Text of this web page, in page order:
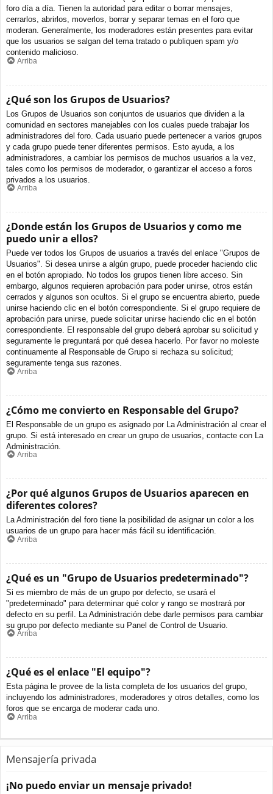
foro día a día. Tienen la autoridad para editar o borrar mensajes,
cerrarlos, abrirlos, moverlos, borrar y separar temas en el foro que
moderan. Generalmente, los moderadores están presentes para evitar
que los usuarios se salgan del tema tratado o publiquen spam y/o
contenido malicioso.
Arriba
¿Qué son los Grupos de Usuarios?
Los Grupos de Usuarios son conjuntos de usuarios que dividen a la
comunidad en sectores manejables con los cuales puede trabajar los
administradores del foro. Cada usuario puede pertenecer a varios grupos
y cada grupo puede tener diferentes permisos. Esto ayuda, a los
administradores, a cambiar los permisos de muchos usuarios a la vez,
tales como los permisos de moderador, o garantizar el acceso a foros
privados a los usuarios.
Arriba
¿Donde están los Grupos de Usuarios y como me
puedo unir a ellos?
Puede ver todos los Grupos de usuarios a través del enlace "Grupos de
Usuarios". Si desea unirse a algún grupo, puede proceder haciendo clic
en el botón apropiado. No todos los grupos tienen libre acceso. Sin
embargo, algunos requieren aprobación para poder unirse, otros están
cerrados y algunos son ocultos. Si el grupo se encuentra abierto, puede
unirse haciendo clic en el botón correspondiente. Si el grupo requiere de
aprobación para unirse, puede solicitar unirse haciendo clic en el botón
correspondiente. El responsable del grupo deberá aprobar su solicitud y
seguramente le preguntará por qué desea hacerlo. Por favor no moleste
continuamente al Responsable de Grupo si rechaza su solicitud;
seguramente tenga sus razones.
Arriba
¿Cómo me convierto en Responsable del Grupo?
El Responsable de un grupo es asignado por La Administración al crear el
grupo. Si está interesado en crear un grupo de usuarios, contacte con La
Administración.
Arriba
¿Por qué algunos Grupos de Usuarios aparecen en
diferentes colores?
La Administración del foro tiene la posibilidad de asignar un color a los
usuarios de un grupo para hacer más fácil su identificación.
Arriba
¿Qué es un "Grupo de Usuarios predeterminado"?
Si es miembro de más de un grupo por defecto, se usará el
"predeterminado" para determinar qué color y rango se mostrará por
defecto en su perfil. La Administración debe darle permisos para cambiar
su grupo por defecto mediante su Panel de Control de Usuario.
Arriba
¿Qué es el enlace "El equipo"?
Esta página le provee de la lista completa de los usuarios del grupo,
incluyendo los administradores, moderadores y otros detalles, como los
foros que se encarga de moderar cada uno.
Arriba
Mensajería privada
¡No puedo enviar un mensaje privado!